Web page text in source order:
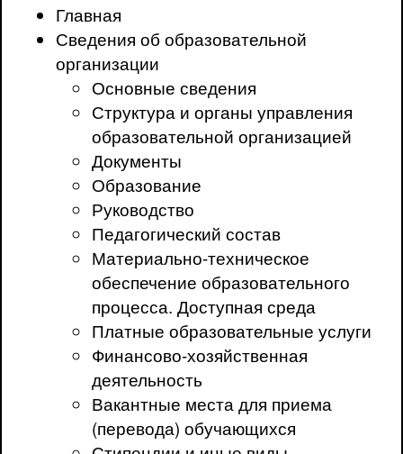
Главная
Сведения об образовательной
организации
Основные сведения
Структура и органы управления
образовательной организацией
Документы
Образование
Руководство
Педагогический состав
Материально-техническое
обеспечение образовательного
процесса. Доступная среда
Платные образовательные услуги
Финансово-хозяйственная
деятельность
Вакантные места для приема
(перевода) обучающихся